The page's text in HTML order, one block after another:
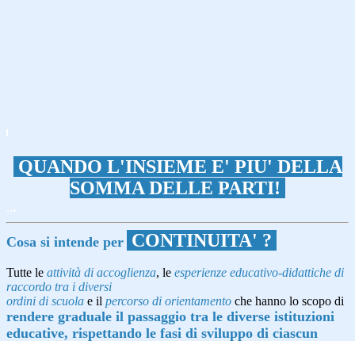
QUANDO L'INSIEME E' PIU' DELLA
SOMMA DELLE PARTI!
.
Cosa si intende per CONTINUITA' ?
Tutte le attività di accoglienza, le esperienze educativo-didattiche di
raccordo tra i diversi
ordini di scuola e il percorso di orientamento che hanno lo scopo di
rendere graduale il passaggio tra le diverse istituzioni
educative, rispettando le fasi di sviluppo di ciascun